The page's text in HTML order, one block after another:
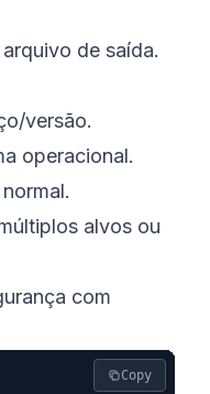
de saída.
versão.
operacional.
alvos ou
com
Copy